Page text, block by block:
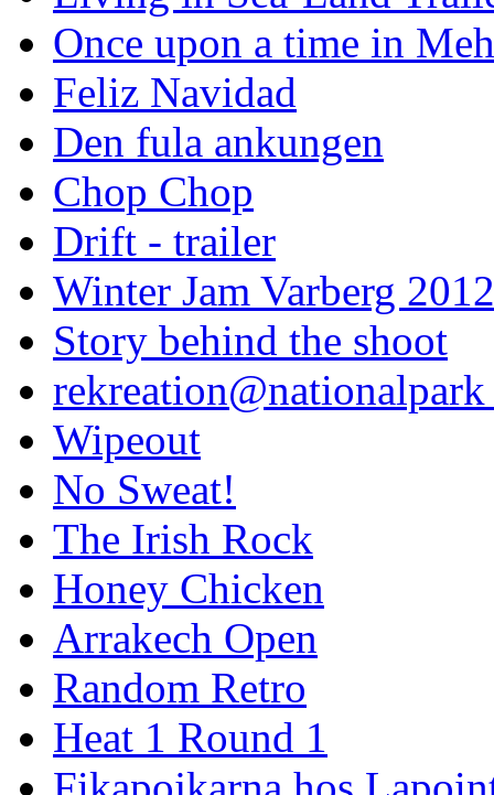
Once upon a time in
Feliz Navidad
Den fula ankungen
Chop Chop
Drift - trailer
Winter Jam Varberg 2012
Story behind the shoot
rekreation@nationalpark
Wipeout
No Sweat!
The Irish Rock
Honey Chicken
Arrakech Open
Random Retro
Heat 1 Round 1